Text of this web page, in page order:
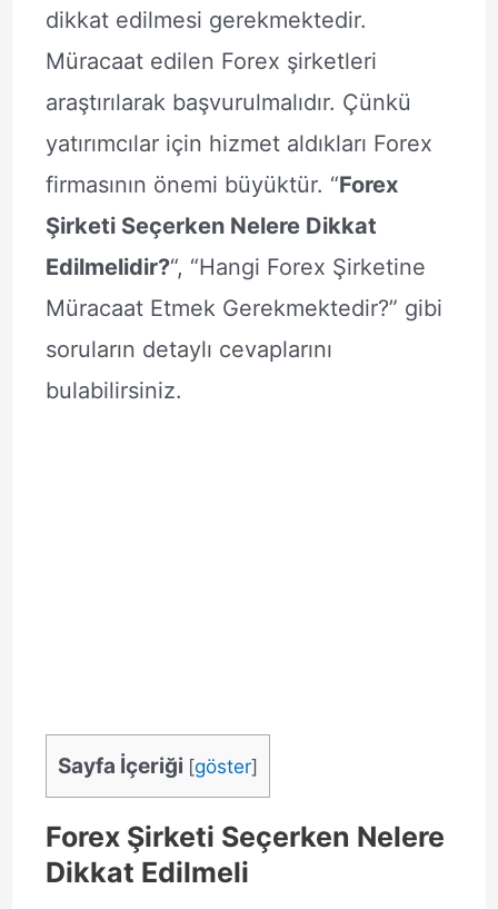
dikkat edilmesi gerekmektedir.
Müracaat edilen Forex şirketleri
araştırılarak başvurulmalıdır. Çünkü
yatırımcılar için hizmet aldıkları Forex
firmasının önemi büyüktür. “Forex
Şirketi Seçerken Nelere Dikkat
Edilmelidir?“, “Hangi Forex Şirketine
Müracaat Etmek Gerekmektedir?” gibi
soruların detaylı cevaplarını
bulabilirsiniz.
Sayfa İçeriği [göster]
Forex Şirketi Seçerken Nelere
Dikkat Edilmeli